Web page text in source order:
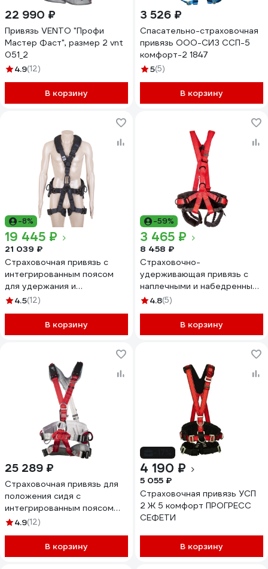
22 990 ₽
Привязь VENTO "Профи
Мастер Фаст", размер 2 vnt
051_2
4.9(12)
В корзину
3 526 ₽
Спасательно-страховочная
привязь ООО-СИЗ ССП-5
комфорт-2 1847
5(5)
В корзину
-8%
19 445 ₽
21 039 ₽
Страховочная привязь с
интегрированным поясом
для удержания и
позиционирования, с
работы в положении сидя
Alpsafe DVX13
4.5(12)
В корзину
-59%
3 465 ₽
8 458 ₽
Страховочно-
удерживающая привязь с
наплечными и набедренными
лямками МОЛОТ СУПР 2 Ж 5
4.8(5)
В корзину
25 289 ₽
Страховочная привязь для
положения сидя с
интегрированным поясом
для удержания и
Профи Мастер Фаст, размер
1 vnt 051_1
4.9(12)
В корзину
4 190 ₽
5 055 ₽
Страховочная привязь УСП
2 Ж 5 комфорт ПРОГРЕСС
СЕФЕТИ
В корзину